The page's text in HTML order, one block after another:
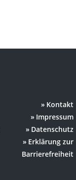
Kontakt
Impressum
Datenschutz
Erklärung zur
Barrierefreiheit